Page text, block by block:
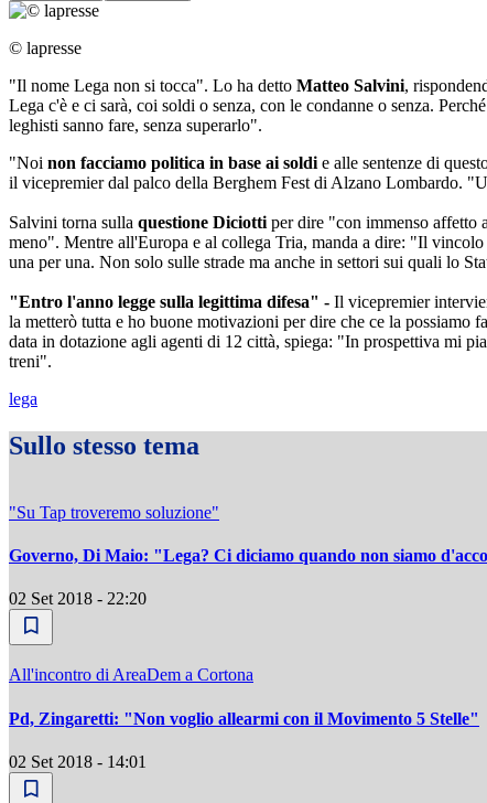
© lapresse
"Il nome Lega non si tocca". Lo ha detto Matteo Salvini,
Lega c'è e ci sarà, coi soldi o senza, con le condanne o senza.
leghisti sanno fare, senza superarlo".
"Noi non facciamo politica in base ai soldi e alle sentenze di
il vicepremier dal palco della Berghem Fest di Alzano Lombardo.
Salvini torna sulla questione Diciotti per dire "con immenso affetto
meno". Mentre all'Europa e al collega Tria, manda a dire: "Il
una per una. Non solo sulle strade ma anche in settori sui quali lo
"Entro l'anno legge sulla legittima difesa" - Il vicepremier
la metterò tutta e ho buone motivazioni per dire che ce la possiamo
data in dotazione agli agenti di 12 città, spiega: "In prospettiva mi
treni".
lega
Sullo stesso tema
"Su Tap troveremo soluzione"
Governo, Di Maio: "Lega? Ci diciamo quando non siamo
02 Set 2018 - 22:20
All'incontro di AreaDem a Cortona
Pd, Zingaretti: "Non voglio allearmi con il Movimento 5 Stelle"
02 Set 2018 - 14:01